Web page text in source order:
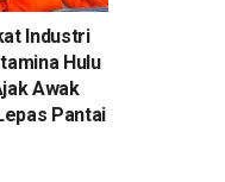
Industri
Hulu
Awak
Pantai